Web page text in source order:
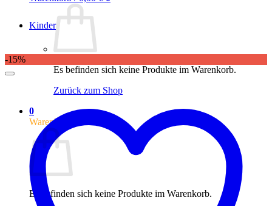
Es befinden sich keine Produkte im Warenkorb.
Zurück zum Shop
0
Warenkorb
Es befinden sich keine Produkte im Warenkorb.
Kinder
-15%